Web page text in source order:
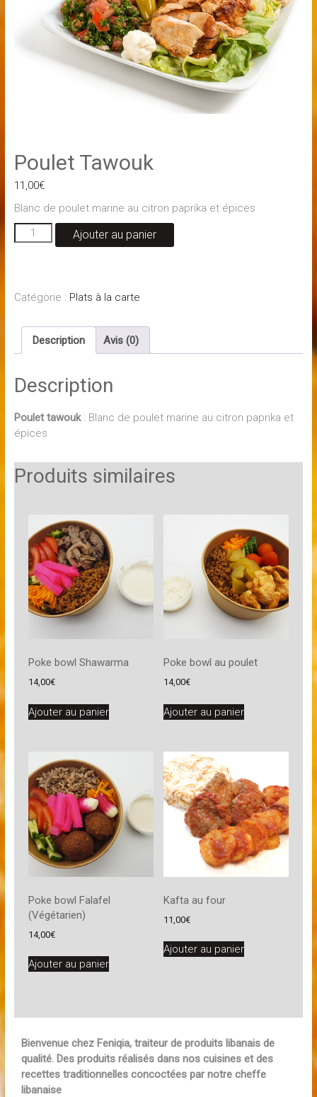
Poulet Tawouk
11,00€
Blanc de poulet marine au citron paprika et épices
quantité
de
Ajouter au panier
Catégorie : Plats à la carte
Description Avis (0)
Description
Poulet tawouk : Blanc de poulet marine au citron paprika et
épices
Produits similaires
Poke bowl Shawarma
14,00€
Ajouter au panier
Poke bowl au poulet
14,00€
Ajouter au panier
Poke bowl Falafel
(Végétarien)
14,00€
Ajouter au panier
Kafta au four
11,00€
Ajouter au panier
Bienvenue chez Feniqia, traiteur de produits libanais de
qualité. Des produits réalisés dans nos cuisines et des
recettes traditionnelles concoctées par notre cheffe
libanaise.